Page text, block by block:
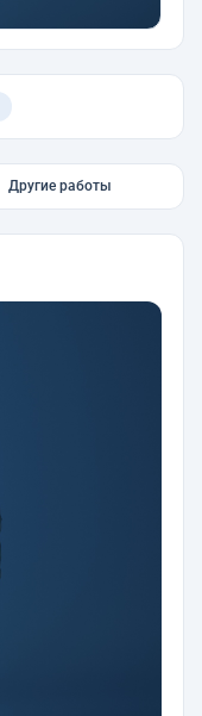
Другие работы